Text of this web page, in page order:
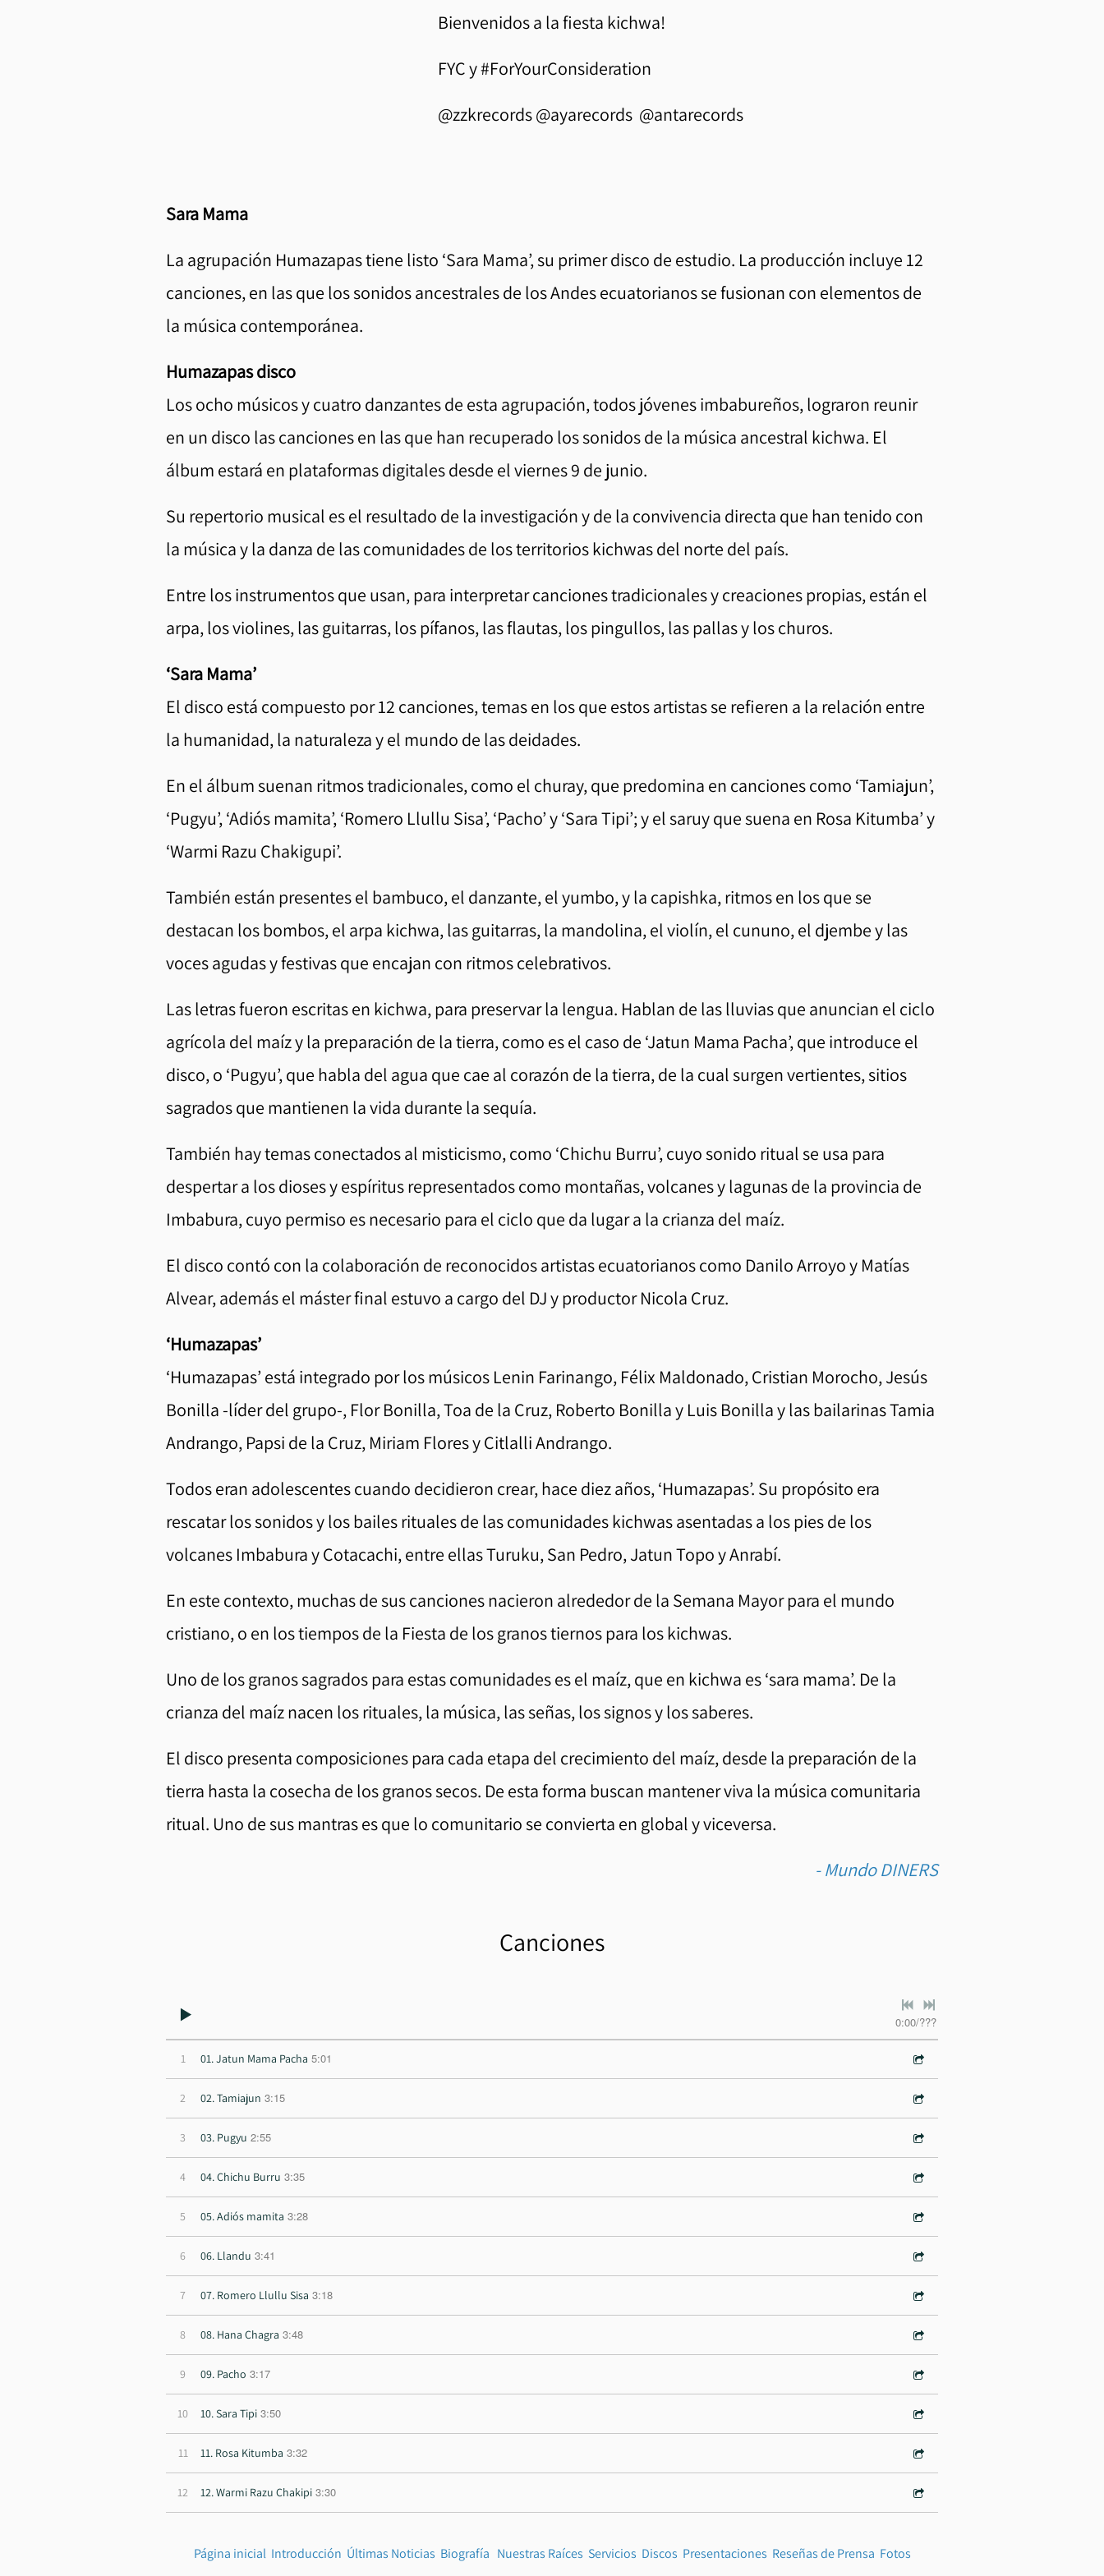
Bienvenidos a la fiesta kichwa!
FYC y #ForYourConsideration
@zzkrecords @ayarecords @antarecords
Sara Mama
La agrupación Humazapas tiene listo ‘Sara Mama’, su primer disco de estudio. La producción incluye 12
canciones, en las que los sonidos ancestrales de los Andes ecuatorianos se fusionan con elementos de
la música contemporánea.
Humazapas disco
Los ocho músicos y cuatro danzantes de esta agrupación, todos jóvenes imbabureños, lograron reunir
en un disco las canciones en las que han recuperado los sonidos de la música ancestral kichwa. El
álbum estará en plataformas digitales desde el viernes 9 de junio.
Su repertorio musical es el resultado de la investigación y de la convivencia directa que han tenido con
la música y la danza de las comunidades de los territorios kichwas del norte del país.
Entre los instrumentos que usan, para interpretar canciones tradicionales y creaciones propias, están el
arpa, los violines, las guitarras, los pífanos, las flautas, los pingullos, las pallas y los churos.
‘Sara Mama’
El disco está compuesto por 12 canciones, temas en los que estos artistas se refieren a la relación entre
la humanidad, la naturaleza y el mundo de las deidades.
En el álbum suenan ritmos tradicionales, como el churay, que predomina en canciones como ‘Tamiajun’,
‘Pugyu’, ‘Adiós mamita’, ‘Romero Llullu Sisa’, ‘Pacho’ y ‘Sara Tipi’; y el saruy que suena en Rosa Kitumba’ y
‘Warmi Razu Chakigupi’.
También están presentes el bambuco, el danzante, el yumbo, y la capishka, ritmos en los que se
destacan los bombos, el arpa kichwa, las guitarras, la mandolina, el violín, el cununo, el djembe y las
voces agudas y festivas que encajan con ritmos celebrativos.
Las letras fueron escritas en kichwa, para preservar la lengua. Hablan de las lluvias que anuncian el ciclo
agrícola del maíz y la preparación de la tierra, como es el caso de ‘Jatun Mama Pacha’, que introduce el
disco, o ‘Pugyu’, que habla del agua que cae al corazón de la tierra, de la cual surgen vertientes, sitios
sagrados que mantienen la vida durante la sequía.
También hay temas conectados al misticismo, como ‘Chichu Burru’, cuyo sonido ritual se usa para
despertar a los dioses y espíritus representados como montañas, volcanes y lagunas de la provincia de
Imbabura, cuyo permiso es necesario para el ciclo que da lugar a la crianza del maíz.
El disco contó con la colaboración de reconocidos artistas ecuatorianos como Danilo Arroyo y Matías
Alvear, además el máster final estuvo a cargo del DJ y productor Nicola Cruz.
‘Humazapas’
‘Humazapas’ está integrado por los músicos Lenin Farinango, Félix Maldonado, Cristian Morocho, Jesús
Bonilla -líder del grupo-, Flor Bonilla, Toa de la Cruz, Roberto Bonilla y Luis Bonilla y las bailarinas Tamia
Andrango, Papsi de la Cruz, Miriam Flores y Citlalli Andrango.
Todos eran adolescentes cuando decidieron crear, hace diez años, ‘Humazapas’. Su propósito era
rescatar los sonidos y los bailes rituales de las comunidades kichwas asentadas a los pies de los
volcanes Imbabura y Cotacachi, entre ellas Turuku, San Pedro, Jatun Topo y Anrabí.
En este contexto, muchas de sus canciones nacieron alrededor de la Semana Mayor para el mundo
cristiano, o en los tiempos de la Fiesta de los granos tiernos para los kichwas.
Uno de los granos sagrados para estas comunidades es el maíz, que en kichwa es ‘sara mama’. De la
crianza del maíz nacen los rituales, la música, las señas, los signos y los saberes.
El disco presenta composiciones para cada etapa del crecimiento del maíz, desde la preparación de la
tierra hasta la cosecha de los granos secos. De esta forma buscan mantener viva la música comunitaria
ritual. Uno de sus mantras es que lo comunitario se convierta en global y viceversa.
- Mundo DINERS
Canciones
0:00/???
1 01. Jatun Mama Pacha 5:01
2 02. Tamiajun 3:15
3 03. Pugyu 2:55
4 04. Chichu Burru 3:35
5 05. Adiós mamita 3:28
6 06. Llandu 3:41
7 07. Romero Llullu Sisa 3:18
8 08. Hana Chagra 3:48
9 09. Pacho 3:17
10 10. Sara Tipi 3:50
11 11. Rosa Kitumba 3:32
12 12. Warmi Razu Chakipi 3:30
Página inicial Introducción Últimas Noticias Biografía Nuestras Raíces Servicios Discos Presentaciones Reseñas de Prensa Fotos